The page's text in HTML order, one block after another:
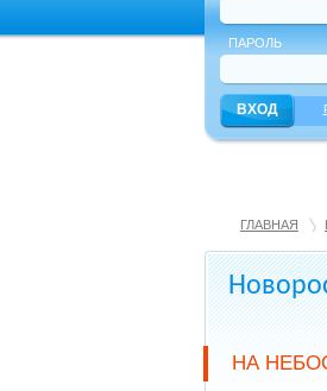
ПАРОЛЬ
ГЛАВНАЯ
НА